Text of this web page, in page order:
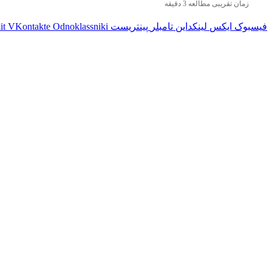
زمان تقریبی مطالعه 3 دقیقه
فیسبوک ایکس لینکداین تامبلر پینتریست VKontakte Odnoklassniki